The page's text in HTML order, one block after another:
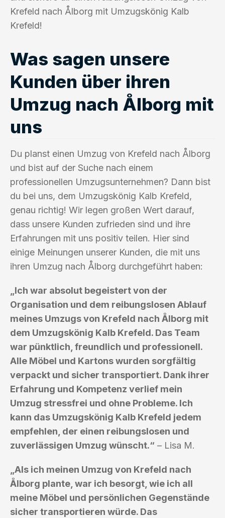
Krefeld nach Ålborg mit Umzugskönig Kalb
Krefeld!
Was sagen unsere
Kunden über ihren
Umzug nach Ålborg mit
uns
Du planst einen Umzug von Krefeld nach Ålborg
und bist auf der Suche nach einem
professionellen Umzugsunternehmen? Dann bist
du bei uns, dem Umzugskönig Kalb Krefeld,
genau richtig! Wir legen großen Wert darauf,
dass unsere Kunden zufrieden sind und ihre
Erfahrungen mit uns positiv teilen. Hier sind
einige Meinungen unserer Kunden, die mit uns
ihren Umzug nach Ålborg durchgeführt haben:
„Ich war absolut begeistert von der
Organisation und dem reibungslosen Ablauf
meines Umzugs von Krefeld nach Ålborg mit
dem Umzugskönig Kalb Krefeld. Das Team
war pünktlich, freundlich und professionell.
Alle Möbel und Kartons wurden sorgfältig
verpackt und sicher transportiert. Dank ihrer
Erfahrung und Kompetenz verlief mein
Umzug stressfrei und ohne Probleme. Ich
kann das Umzugskönig Kalb Krefeld jedem
empfehlen, der einen reibungslosen und
zuverlässigen Umzug wünscht.“ – Lisa M.
„Als ich meinen Umzug von Krefeld nach
Ålborg plante, war ich besorgt, wie ich all
meine Möbel und persönlichen Gegenstände
sicher transportieren würde. Das